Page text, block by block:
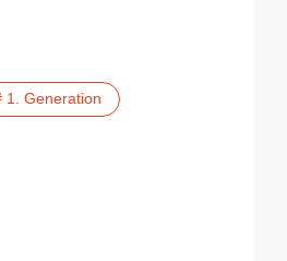
1. Generation